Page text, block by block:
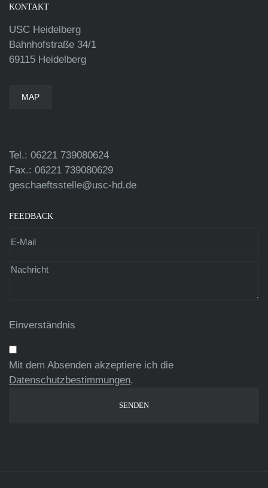
KONTAKT
USC Heidelberg
Bahnhofstraße 34/1
69115 Heidelberg
MAP
Tel.: 06221 739080624
Fax.: 06221 739080629
geschaeftsstelle@usc-hd.de
FEEDBACK
Einverständnis
Mit dem Absenden akzeptiere ich die
Datenschutzbestimmungen.